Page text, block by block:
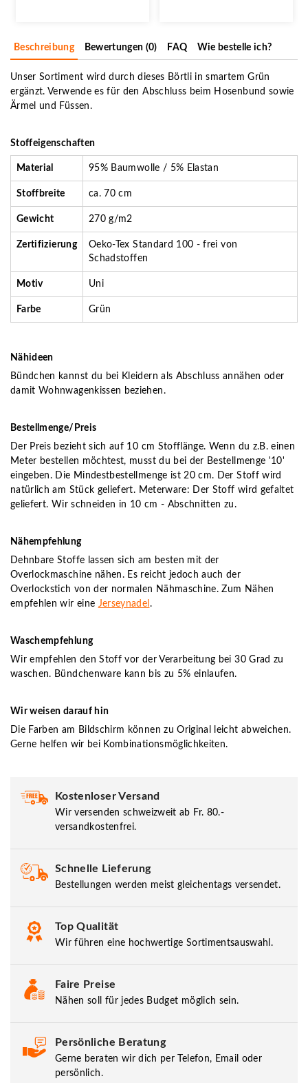
Beschreibung Bewertungen (0) FAQ Wie bestelle ich?
Unser Sortiment wird durch dieses Börtli in smartem Grün
ergänzt. Verwende es für den Abschluss beim Hosenbund sowie
Ärmel und Füssen.
Stoffeigenschaften
Material 95% Baumwolle / 5% Elastan
Stoffbreite ca. 70 cm
Gewicht 270 g/m2
Zertifizierung
Oeko-Tex Standard 100 - frei von
Schadstoffen
Motiv Uni
Farbe Grün
Nähideen
Bündchen kannst du bei Kleidern als Abschluss annähen oder
damit Wohnwagenkissen beziehen.
Bestellmenge/Preis
Der Preis bezieht sich auf 10 cm Stofflänge. Wenn du z.B. einen
Meter bestellen möchtest, musst du bei der Bestellmenge '10'
eingeben. Die Mindestbestellmenge ist 20 cm. Der Stoff wird
natürlich am Stück geliefert. Meterware: Der Stoff wird gefaltet
geliefert. Wir schneiden in 10 cm - Abschnitten zu.
Nähempfehlung
Dehnbare Stoffe lassen sich am besten mit der
Overlockmaschine nähen. Es reicht jedoch auch der
Overlockstich von der normalen Nähmaschine. Zum Nähen
empfehlen wir eine Jerseynadel .
Waschempfehlung
Wir empfehlen den Stoff vor der Verarbeitung bei 30 Grad zu
waschen. Bündchenware kann bis zu 5% einlaufen.
Wir weisen darauf hin
Die Farben am Bildschirm können zu Original leicht abweichen.
Gerne helfen wir bei Kombinationsmöglichkeiten.
Kostenloser Versand
Wir versenden schweizweit ab Fr. 80.-
versandkostenfrei.
Schnelle Lieferung
Bestellungen werden meist gleichentags versendet.
Top Qualität
Wir führen eine hochwertige Sortimentsauswahl.
Faire Preise
Nähen soll für jedes Budget möglich sein.
Persönliche Beratung
Gerne beraten wir dich per Telefon, Email oder
persönlich.